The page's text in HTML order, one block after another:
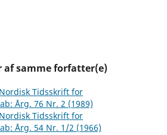
samme forfatter(e)
Nordisk Tidsskrift for
Årg. 76 Nr. 2 (1989)
Nordisk Tidsskrift for
Årg. 54 Nr. 1/2 (1966)